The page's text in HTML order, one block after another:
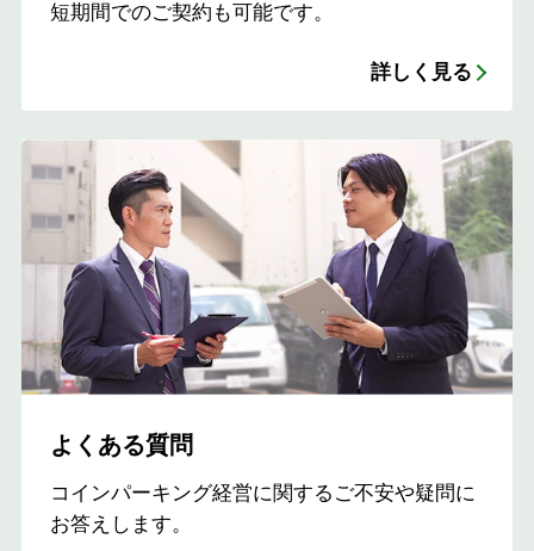
短期間でのご契約も可能です。
詳しく見る
よくある質問
コインパーキング経営に関するご不安や疑問に
お答えします。